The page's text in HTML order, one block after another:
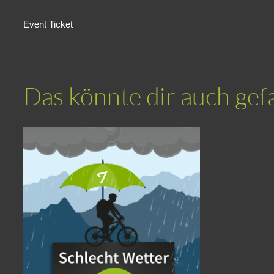
Event Ticket
Das könnte dir auch